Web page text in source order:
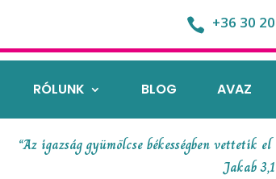
 +36 30
RÓLUNK BLOG AVAZ
“Az igazság gyümölcse békességben vettetik
Jakab